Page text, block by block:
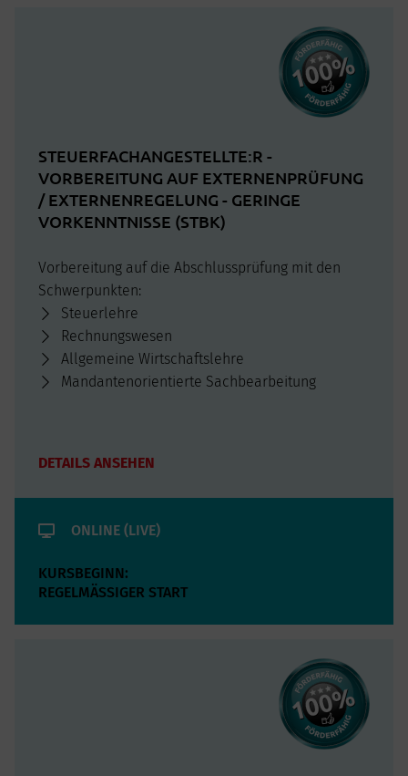
ONLINE (LIVE)
KURSBEGINN:
REGELMÄSSIGER START
STEUERFACHANGESTELLTE:R -
VORBEREITUNG AUF EXTERNENPRÜFUNG
/ EXTERNENREGELUNG - GERINGE
VORKENNTNISSE (STBK)
Vorbereitung auf die Abschlussprüfung mit den
Schwerpunkten:
Steuerlehre
Rechnungswesen
Allgemeine Wirtschaftslehre
Mandantenorientierte Sachbearbeitung
DETAILS ANSEHEN